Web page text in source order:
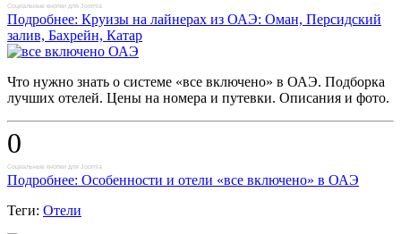
Социальные кнопки для Joomla
Подробнее: Круизы на лайнерах из ОАЭ: Оман, Персидский
залив, Бахрейн, Катар
Что нужно знать о системе «все включено» в ОАЭ. Подборка
лучших отелей. Цены на номера и путевки. Описания и фото.
0
Социальные кнопки для Joomla
Подробнее: Особенности и отели «все включено» в ОАЭ
Теги: Отели